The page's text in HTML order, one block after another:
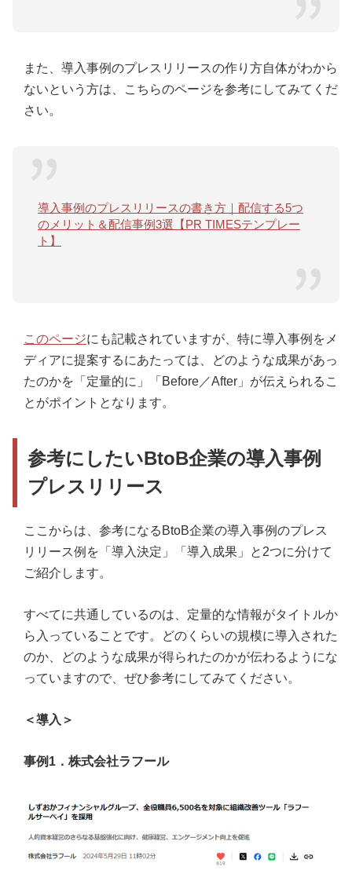
また、導入事例のプレスリリースの作り方自体がわから
ないという方は、こちらのページを参考にしてみてくだ
さい。
導入事例のプレスリリースの書き方｜配信する5つ
のメリット＆配信事例3選【PR TIMESテンプレー
ト】
このページにも記載されていますが、特に導入事例をメ
ディアに提案するにあたっては、どのような成果があっ
たのかを「定量的に」「Before／After」が伝えられるこ
とがポイントとなります。
参考にしたいBtoB企業の導入事例
プレスリリース
ここからは、参考になるBtoB企業の導入事例のプレス
リリース例を「導入決定」「導入成果」と2つに分けて
ご紹介します。
すべてに共通しているのは、定量的な情報がタイトルか
ら入っていることです。どのくらいの規模に導入された
のか、どのような成果が得られたのかが伝わるようにな
っていますので、ぜひ参考にしてみてください。
＜導入＞
事例1．株式会社ラフール